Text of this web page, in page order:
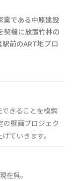
業である中原建設
契機に放置竹林の
前のART地プロ
きることを模索
の壁画プロジェク
ていきます。
在呉。